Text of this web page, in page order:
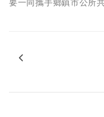
要一同攜手鄉鎮市公所